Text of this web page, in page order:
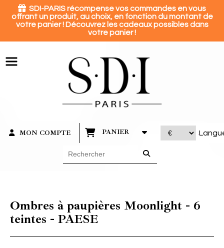
 SDI-PARIS récompense vos commandes en vous
offrant un produit, au choix, en fonction du montant de
votre panier ! Découvrez les cadeaux possibles dans
votre panier !
MON COMPTE PANIER
Ombres à paupières Moonlight - 6
teintes - PAESE
Panneau de gestion des cookies